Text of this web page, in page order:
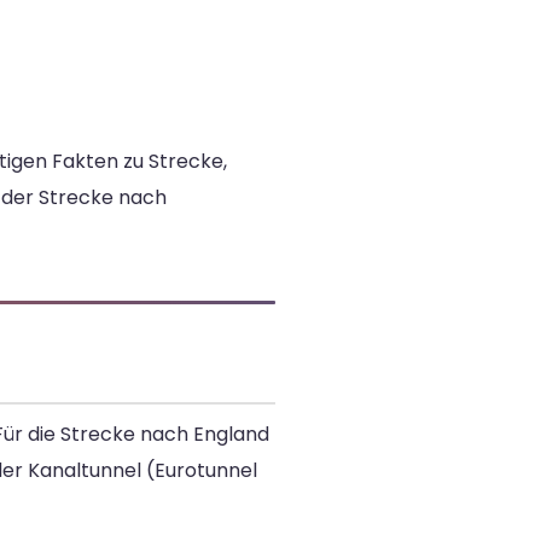
Fakten zu Strecke,
Strecke nach
die Strecke nach England
Kanaltunnel (Eurotunnel